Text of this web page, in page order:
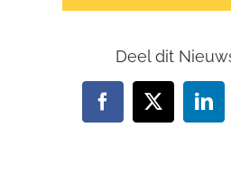
Deel dit
Facebook
X